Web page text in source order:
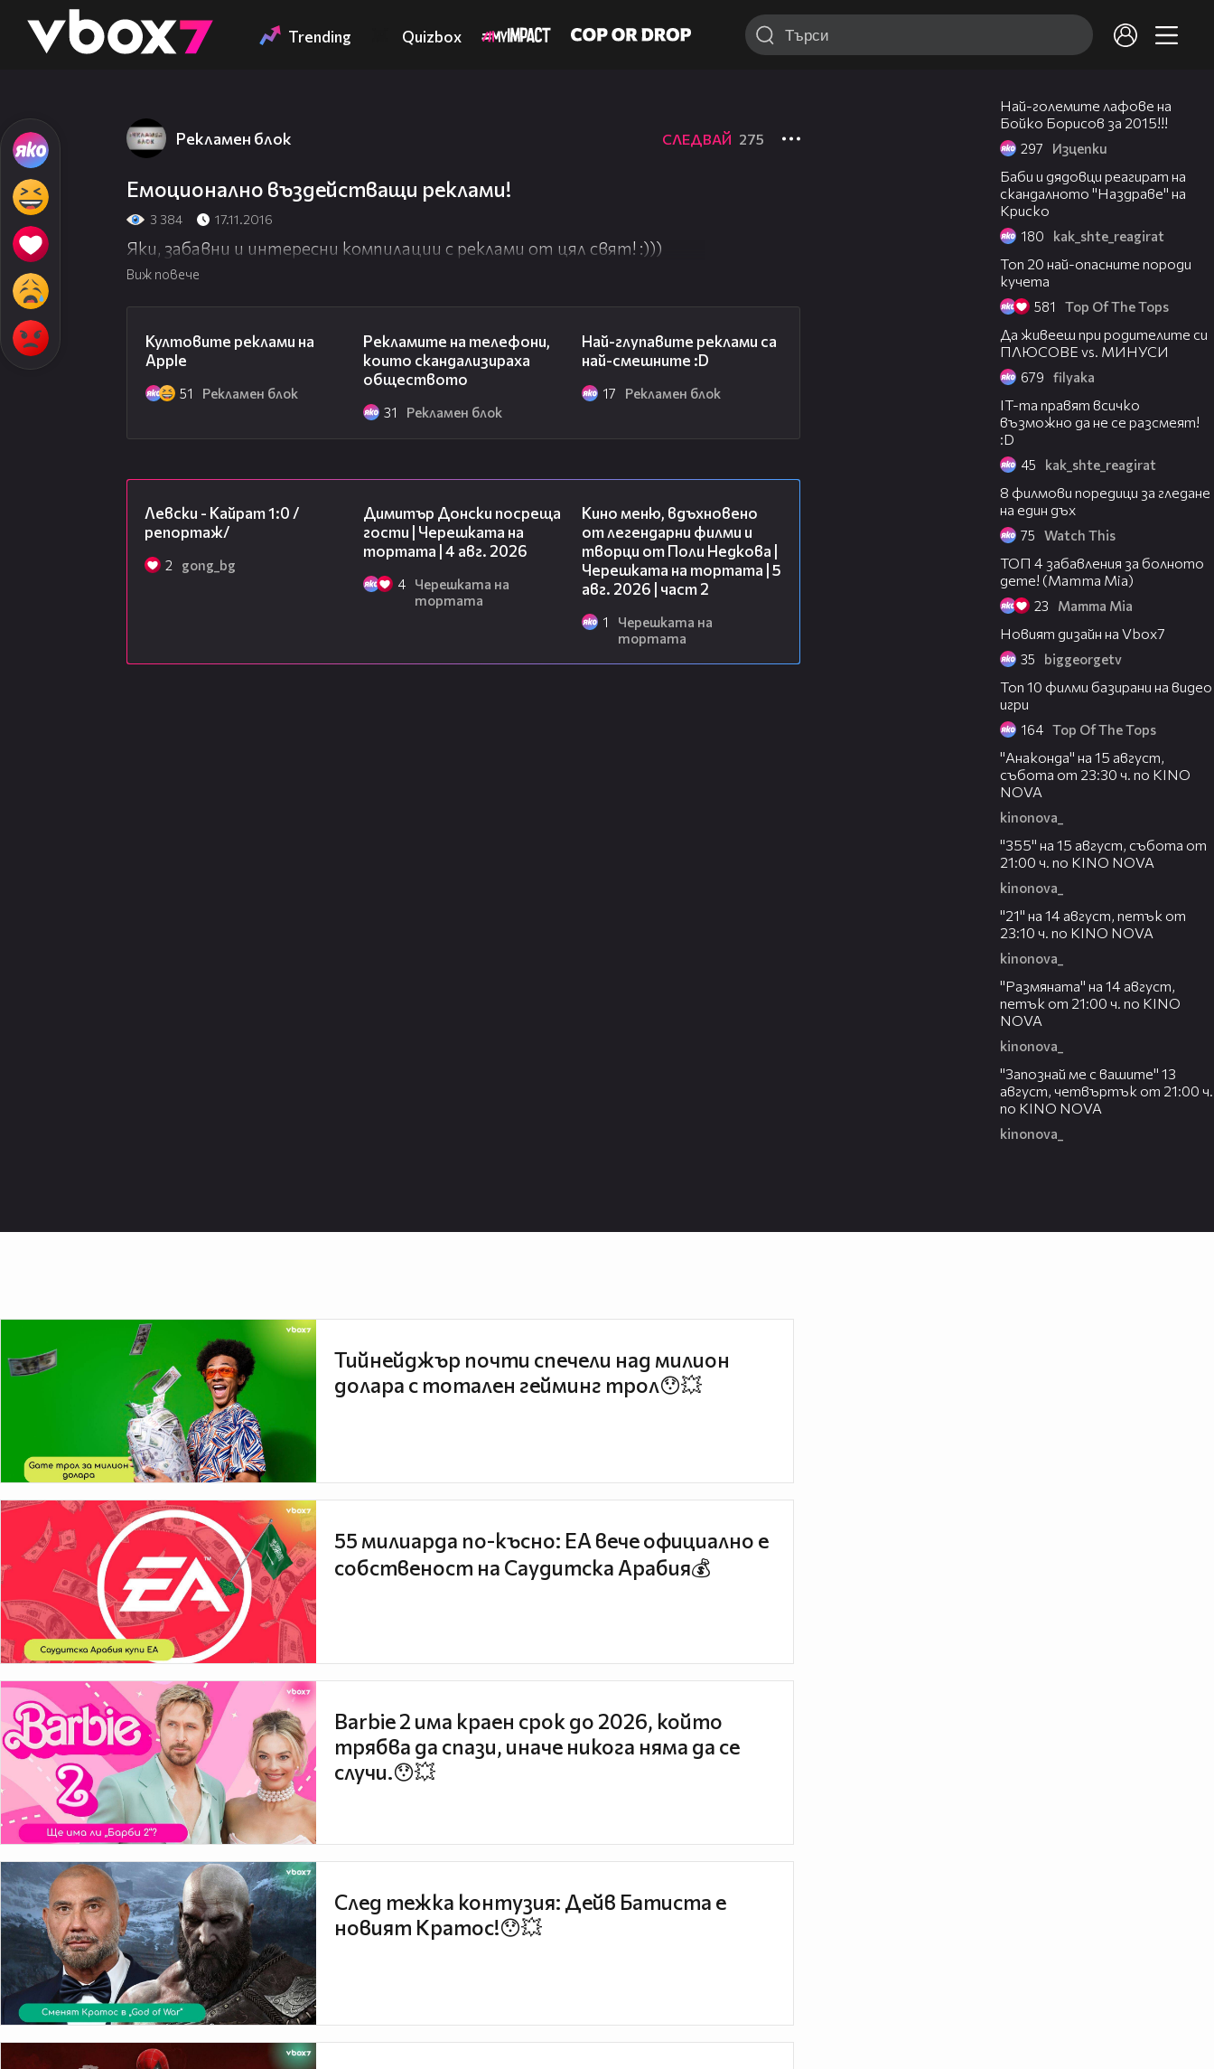
👾 Trending Quizbox
Рекламен блок СЛЕДВАЙ 275
Емоционално въздействащи реклами!
3 384 17.11.2016
Яки, забавни и интересни компилации с реклами от цял свят! :)))
Виж повече
Култовите реклами на
Apple
51 Рекламен блок
Рекламите на телефони,
които скандализираха
обществото
31 Рекламен блок
Най-глупавите реклами са
най-смешните :D
17 Рекламен блок
Левски - Кайрат 1:0 /
репортаж/
2 gong_bg
Димитър Донски посреща
гости | Черешката на
тортата | 4 авг. 2026
4
Черешката на
тортата
Кино меню, вдъхновено
от легендарни филми и
творци от Поли Недкова |
Черешката на тортата | 5
авг. 2026 | част 2
1
Черешката на
тортата
Най-големите лафове на
Бойко Борисов за 2015!!!
297 Изцепки
Баби и дядовци реагират на
скандалното "Наздраве" на
Криско
180 kak_shte_reagirat
Топ 20 най-опасните породи
кучета
581 Top Of The Tops
Да живееш при родителите си
ПЛЮСОВЕ vs. МИНУСИ
679 filyaka
IT-тa правят всичко
възможно да не се разсмеят!
:D
45 kak_shte_reagirat
8 филмови поредици за гледане
на един дъх
75 Watch This
ТОП 4 забавления за болното
дете! (Mamma Mia)
23 Mamma Mia
Новият дизайн на Vbox7
35 biggeorgetv
Топ 10 филми базирани на видео
игри
164 Top Of The Tops
"Анаконда" на 15 август,
събота от 23:30 ч. по KINO
NOVA
kinonova_
"355" на 15 август, събота от
21:00 ч. по KINO NOVA
kinonova_
"21" на 14 август, петък от
23:10 ч. по KINO NOVA
kinonova_
"Размянaта" на 14 август,
петък от 21:00 ч. по KINO
NOVA
kinonova_
"Запознай ме с вашите" 13
август, четвъртък от 21:00 ч.
по KINO NOVA
kinonova_
Тийнейджър почти спечели над милион
долара с тотален гейминг трол😯💥
55 милиарда по-късно: EA вече официално е
собственост на Саудитска Арабия💰
Barbie 2 има краен срок до 2026, който
трябва да спази, иначе никога няма да се
случи.😯💥
След тежка контузия: Дейв Батиста е
новият Кратос!😯💥